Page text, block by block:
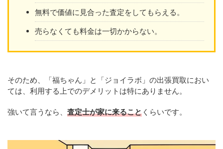
無料で価値に見合った査定をしてもらえる。
売らなくても料金は一切かからない。
そのため、「福ちゃん」と「ジョイラボ」の出張買取におい
ては、利用する上でのデメリットは特にありません。
強いて言うなら、 査定士が家に来ること くらいです。